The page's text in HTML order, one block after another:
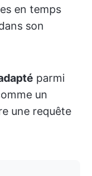
en temps
son
parmi
un
une requête